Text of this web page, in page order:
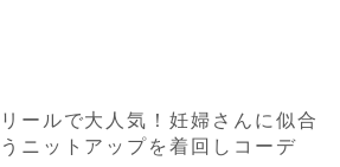
リールで大人気！妊婦さんに似合
うニットアップを着回しコーデ